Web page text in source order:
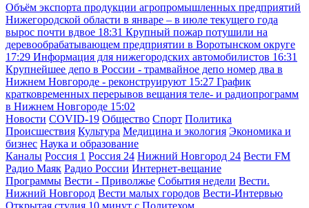
Объём экспорта продукции агропромышленных предприятий
Нижегородской области в январе – в июле текущего года
вырос почти вдвое 18:31 Крупный пожар потушили на
деревообрабатывающем предприятии в Воротынском округе
17:29 Информация для нижегородских автомобилистов 16:31
Крупнейшее депо в России - трамвайное депо номер два в
Нижнем Новгороде - реконструируют 15:27 График
кратковременных перерывов вещания теле- и радиопрограмм
в Нижнем Новгороде 15:02
Новости COVID-19 Общество Спорт Политика
Происшествия Культура Медицина и экология Экономика и
бизнес Наука и образование
Каналы Россия 1 Россия 24 Нижний Новгород 24 Вести FM
Радио Маяк Радио России Интернет-вещание
Программы Вести - Приволжье События недели Вести.
Нижний Новгород Вести малых городов Вести-Интервью
Открытая студия 10 минут с Политехом